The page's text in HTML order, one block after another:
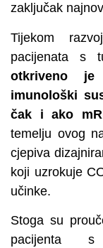
zaključak
Tijekom
pacijenata s
otkriveno je
imunološki
čak i ako
temelju ovog
cjepiva
koji uzrokuje
učinke.
Stoga su
pacijenta